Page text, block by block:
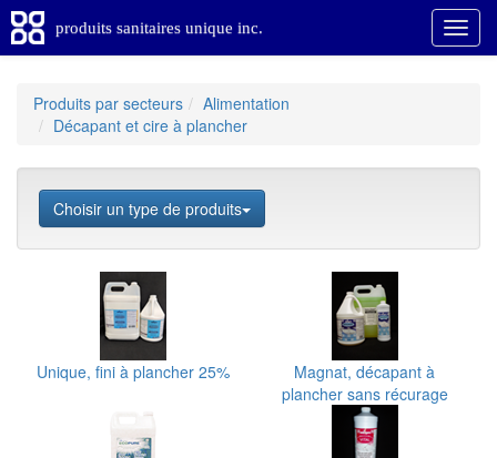
produits sanitaires unique inc.
Produits par secteurs
Alimentation
Décapant et cire à plancher
Choisir un type de produits
Unique, fini à plancher 25%
Magnat, décapant à
plancher sans récurage